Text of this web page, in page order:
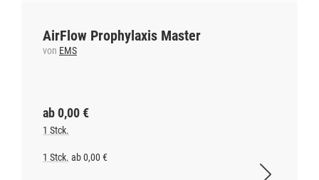
AirFlow Prophylaxis Master
von EMS
ab 0,00 €
1 Stck.
1 Stck. ab 0,00 €